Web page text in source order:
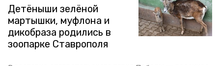
Детёныши зелёной
мартышки, муфлона и
дикобраза родились в
зоопарке Ставрополя